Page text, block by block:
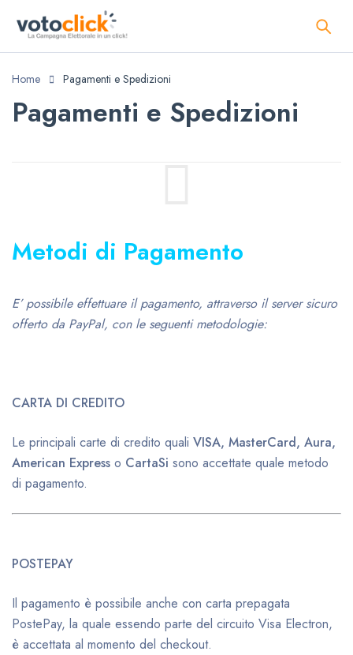
Home Pagamenti e Spedizioni
Pagamenti e Spedizioni
Metodi di Pagamento
E’ possibile effettuare il pagamento, attraverso il server sicuro
offerto da PayPal, con le seguenti metodologie:
CARTA DI CREDITO
Le principali carte di credito quali VISA, MasterCard, Aura,
American Express o CartaSi sono accettate quale metodo
di pagamento.
POSTEPAY
Il pagamento è possibile anche con carta prepagata
PostePay, la quale essendo parte del circuito Visa Electron,
è accettata al momento del checkout.